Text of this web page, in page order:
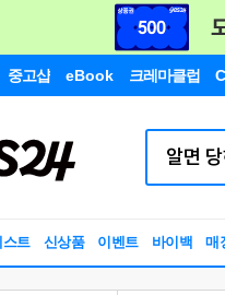
중고샵 eBook 크레마클럽
스트 신상품 이벤트 바이백 매